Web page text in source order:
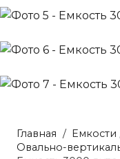
Главная / Емкости
Овально-